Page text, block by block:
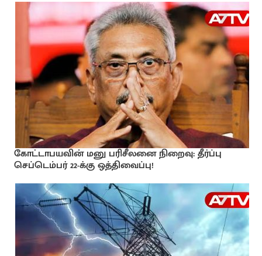
கோட்டாபயவின் மனு பரிசீலனை நிறைவு: தீர்ப்பு
செப்டெம்பர் 22-க்கு ஒத்திவைப்பு!